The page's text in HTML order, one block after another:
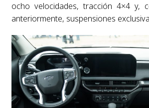
ocho velocidades, tracción 4×4 y,
anteriormente, suspensiones